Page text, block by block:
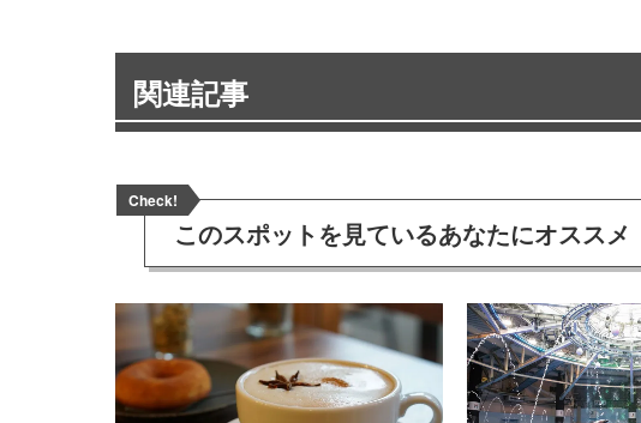
関連記事
Check!
このスポットを見ているあなたにオススメ